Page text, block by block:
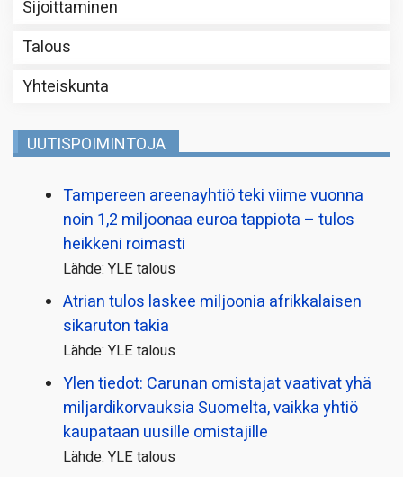
Sijoittaminen
Talous
Yhteiskunta
UUTISPOIMINTOJA
Tampereen areenayhtiö teki viime vuonna
noin 1,2 miljoonaa euroa tappiota – tulos
heikkeni roimasti
Lähde: YLE talous
Atrian tulos laskee miljoonia afrikkalaisen
sikaruton takia
Lähde: YLE talous
Ylen tiedot: Carunan omistajat vaativat yhä
miljardi­korvauksia Suomelta, vaikka yhtiö
kaupataan uusille omistajille
Lähde: YLE talous